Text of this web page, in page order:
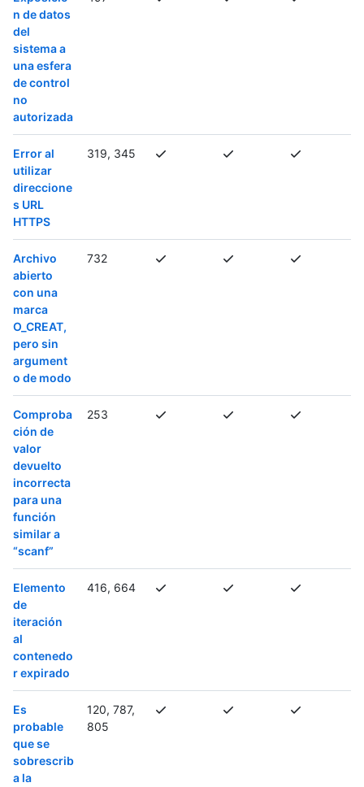
n de datos
del
sistema a
una esfera
de control
no
autorizada
Error al
utilizar
direccione
s URL
HTTPS
319, 345
Archivo
abierto
con una
marca
O_CREAT,
pero sin
argument
o de modo
732
Comproba
ción de
valor
devuelto
incorrecta
para una
función
similar a
“scanf”
253
Elemento
de
iteración
al
contenedo
r expirado
416, 664
Es
probable
que se
sobrescrib
a la
120, 787,
805